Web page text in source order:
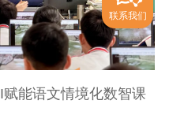
赋能语文情境化数智课
联系我们